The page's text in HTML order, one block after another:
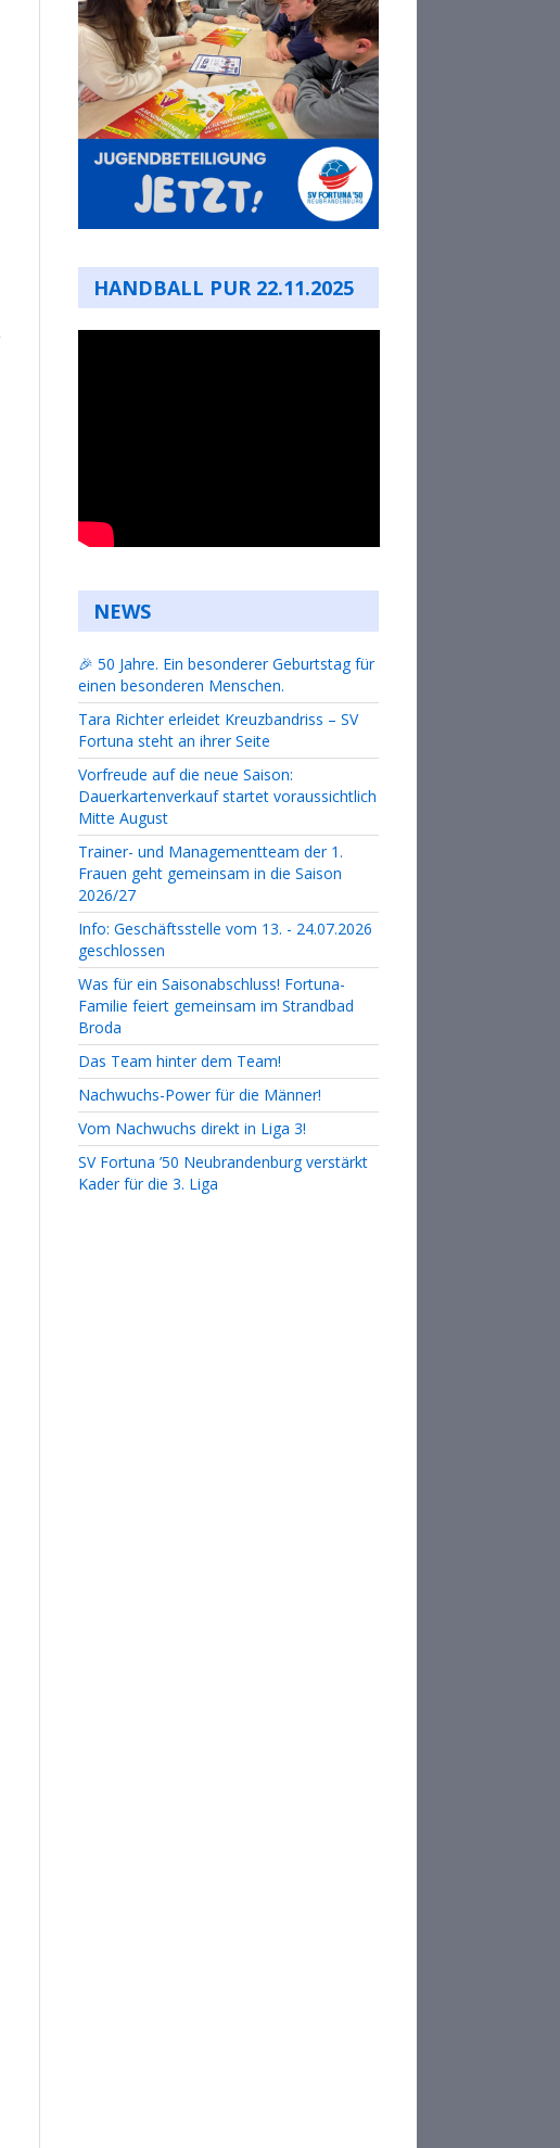
HANDBALL PUR 22.11.2025
NEWS
🎉 50 Jahre. Ein besonderer Geburtstag für
einen besonderen Menschen.
Tara Richter erleidet Kreuzbandriss – SV
Fortuna steht an ihrer Seite
Vorfreude auf die neue Saison:
Dauerkartenverkauf startet voraussichtlich
Mitte August
Trainer- und Managementteam der 1.
Frauen geht gemeinsam in die Saison
2026/27
Info: Geschäftsstelle vom 13. - 24.07.2026
geschlossen
Was für ein Saisonabschluss! Fortuna-
Familie feiert gemeinsam im Strandbad
Broda
Das Team hinter dem Team!
Nachwuchs-Power für die Männer!
Vom Nachwuchs direkt in Liga 3!
SV Fortuna ’50 Neubrandenburg verstärkt
Kader für die 3. Liga